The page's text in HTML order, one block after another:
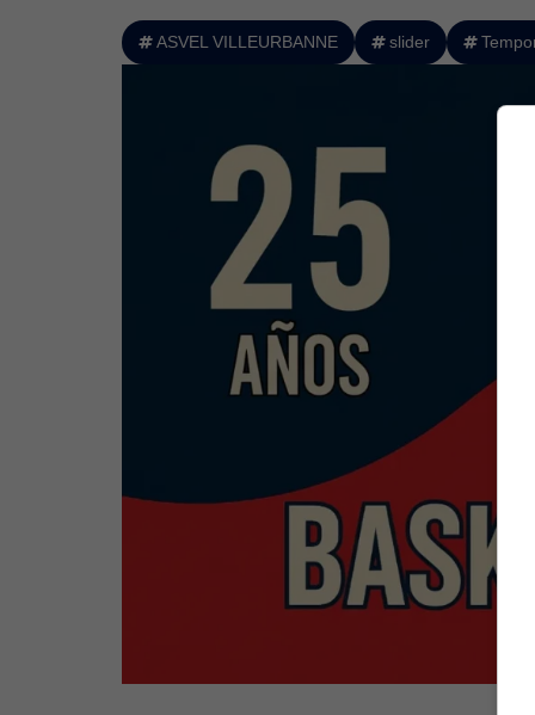
ASVEL VILLEURBANNE slider